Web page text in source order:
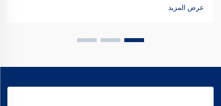
اكتشف كيف تحقق الشركات المصنعة الرائدة عالميًا موثوقية بنسبة
99.8٪ — طلب ورقة المواصفات اليوم.
عرض المزيد